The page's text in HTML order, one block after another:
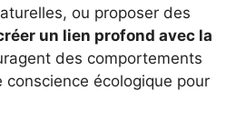
ou proposer des
un lien profond avec la
des comportements
conscience écologique pour